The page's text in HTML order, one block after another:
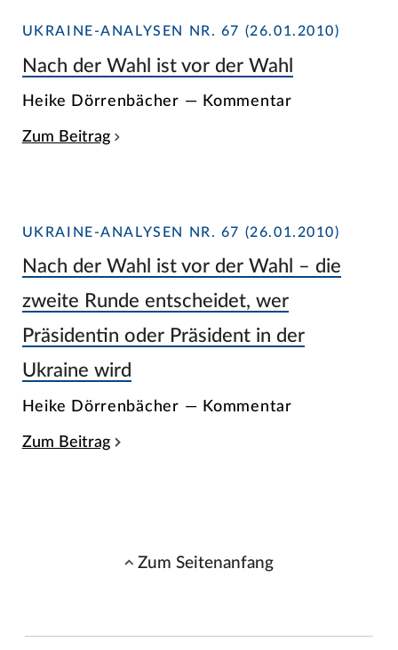
UKRAINE-ANALYSEN NR. 67 (26.01.2010)
Nach der Wahl ist vor der Wahl
Heike Dörrenbächer — Kommentar
Zum Beitrag
UKRAINE-ANALYSEN NR. 67 (26.01.2010)
Nach der Wahl ist vor der Wahl – die
zweite Runde entscheidet, wer
Präsidentin oder Präsident in der
Ukraine wird
Heike Dörrenbächer — Kommentar
Zum Beitrag
Zum Seitenanfang